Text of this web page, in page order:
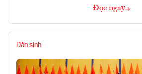
Đọc ngay
Dân sinh